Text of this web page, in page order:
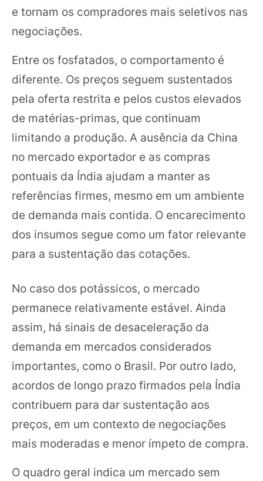
e tornam os compradores mais seletivos nas
negociações.
Entre os fosfatados, o comportamento é
diferente. Os preços seguem sustentados
pela oferta restrita e pelos custos elevados
de matérias-primas, que continuam
limitando a produção. A ausência da China
no mercado exportador e as compras
pontuais da Índia ajudam a manter as
referências firmes, mesmo em um ambiente
de demanda mais contida. O encarecimento
dos insumos segue como um fator relevante
para a sustentação das cotações.
No caso dos potássicos, o mercado
permanece relativamente estável. Ainda
assim, há sinais de desaceleração da
demanda em mercados considerados
importantes, como o Brasil. Por outro lado,
acordos de longo prazo firmados pela Índia
contribuem para dar sustentação aos
preços, em um contexto de negociações
mais moderadas e menor ímpeto de compra.
O quadro geral indica um mercado sem